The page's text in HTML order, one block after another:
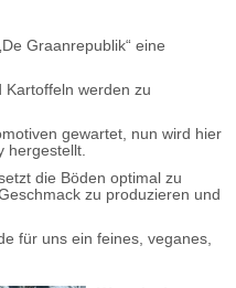
Graanrepublik“ eine
Kartoffeln werden zu
gewartet, nun wird hier
hergestellt.
die Böden optimal zu
zu produzieren und
für uns ein feines, veganes,